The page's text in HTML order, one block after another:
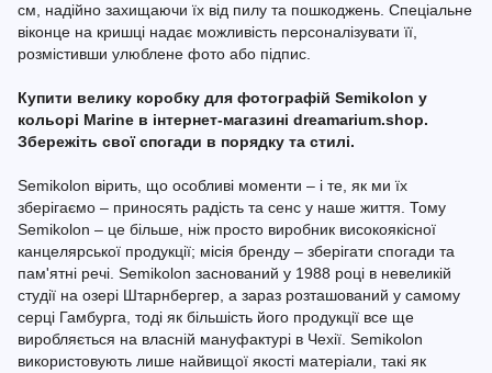
см, надійно захищаючи їх від пилу та пошкоджень. Спеціальне
віконце на кришці надає можливість персоналізувати її,
розмістивши улюблене фото або підпис.
Купити велику коробку для фотографій Semikolon у
кольорі Marine в інтернет-магазині dreamarium.shop.
Збережіть свої спогади в порядку та стилі.
Semikolon вірить, що особливі моменти – і те, як ми їх
зберігаємо – приносять радість та сенс у наше життя. Тому
Semikolon – це більше, ніж просто виробник високоякісної
канцелярської продукції; місія бренду – зберігати спогади та
пам'ятні речі. Semikolon заснований у 1988 році в невеликій
студії на озері Штарнбергер, а зараз розташований у самому
серці Гамбурга, тоді як більшість його продукції все ще
виробляється на власній мануфактурі в Чехії. Semikolon
використовують лише найвищої якості матеріали, такі як